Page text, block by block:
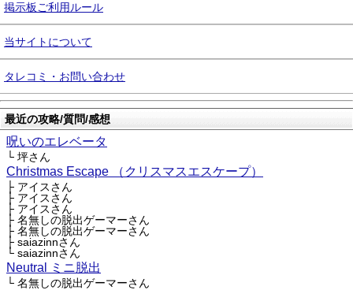
掲示板ご利用ルール
当サイトについて
タレコミ・お問い合わせ
最近の攻略/質問/感想
呪いのエレベータ
└ 坪さん
Christmas Escape （クリスマスエスケープ）
├ アイスさん
├ アイスさん
├ アイスさん
├ 名無しの脱出ゲーマーさん
├ 名無しの脱出ゲーマーさん
├ saiazinnさん
└ saiazinnさん
Neutral ミニ脱出
└ 名無しの脱出ゲーマーさん